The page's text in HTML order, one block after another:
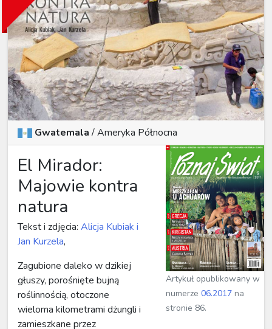
Gwatemala/ Ameryka Północna
El Mirador:
Majowie kontra
natura
Tekst i zdjęcia: Alicja Kubiak i
Jan Kurzela,
Zagubione daleko w dzikiej
głuszy, porośnięte bujną
roślinnością, otoczone
wieloma kilometrami dżungli i
zamieszkane przez
Artykuł opublikowany w
numerze06.2017 na
stronie 86.